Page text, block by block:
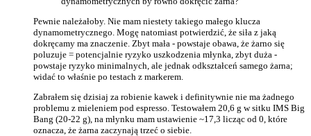
Pewnie należałoby. Nie mam niestety takiego małego klucza
dynamometrycznego. Mogę natomiast potwierdzić, że siła z jaką
dokręcamy ma znaczenie. Zbyt mała - powstaje obawa, że żarno się
poluzuje = potencjalnie ryzyko uszkodzenia młynka, zbyt duża -
powstaje ryzyko minimalnych, ale jednak odkształceń samego żarna;
widać to właśnie po testach z markerem.
Zabrałem się dzisiaj za robienie kawek i definitywnie nie ma żadnego
problemu z mieleniem pod espresso. Testowałem 20,6 g w sitku IMS Big
Bang (20-22 g), na młynku mam ustawienie ~17,3 licząc od 0, które
oznacza, że żarna zaczynają trzeć o siebie.